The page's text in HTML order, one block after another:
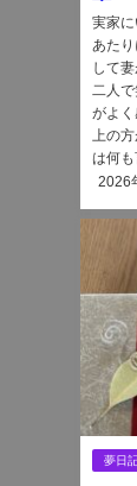
実家
あた
して
二人
がよ
上の
は何も
2026
夢日